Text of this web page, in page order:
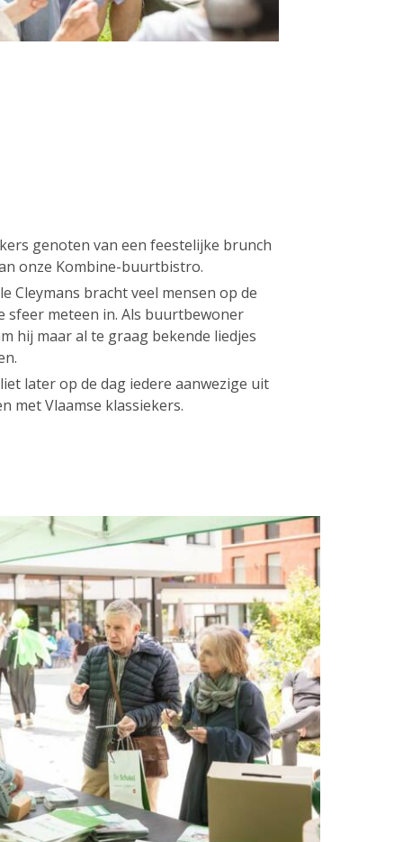
genoten van een feestelijke brunch
onze Kombine-buurtbistro.
Cleymans bracht veel mensen op de
sfeer meteen in. Als buurtbewoner
hij maar al te graag bekende liedjes
later op de dag iedere aanwezige uit
met Vlaamse klassiekers.